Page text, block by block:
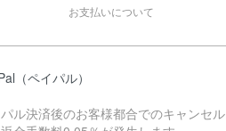
お支払いについて
（ペイパル）
ル決済後のお客様都合でのキャンセル